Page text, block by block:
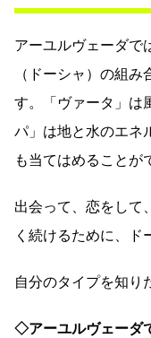
アーユルヴェーダで
（ドーシャ）の組
す。「ヴァータ」は
パ」は地と水のエネ
も当てはめることが
出会って、恋をして
く続けるために、ド
自分のタイプを知り
◇アーユルヴェーダ